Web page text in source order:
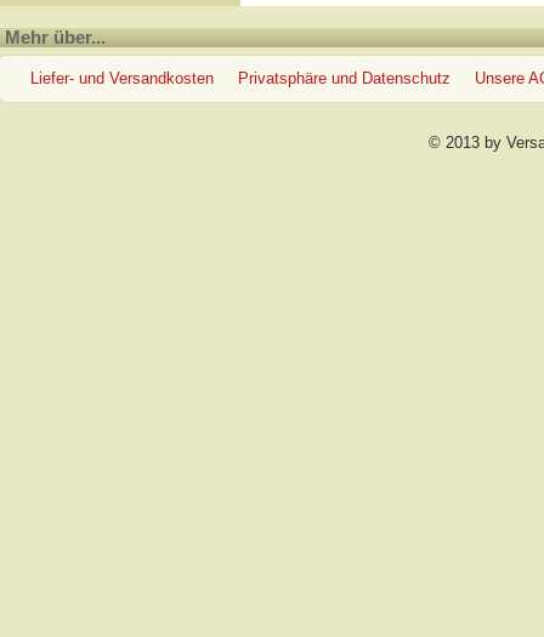
Mehr über...
Liefer- und Versandkosten Privatsphäre und Datenschutz Unsere
© 2013 by